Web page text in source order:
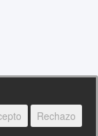
SOCIETY, ALL RIGHTS
Rechazo